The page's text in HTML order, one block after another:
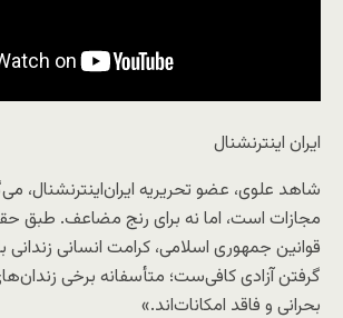
ایران اینترنشنال
شاهد علوی، عضو تحریریه ایران‌اینترنشنال،
مجازات است، اما نه برای رنج مضاعف. طبق
قوانین جمهوری اسلامی، کرامت انسانی
گرفتن آزادی کافی‌ست؛ متأسفانه برخی
بحرانی و فاقد امکانات‌اند.»